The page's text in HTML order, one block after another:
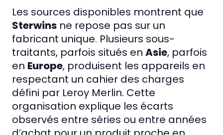
Les sources disponibles montrent que
Sterwins ne repose pas sur un
fabricant unique. Plusieurs sous-
traitants, parfois situés en Asie, parfois
en Europe, produisent les appareils en
respectant un cahier des charges
défini par Leroy Merlin. Cette
organisation explique les écarts
observés entre séries ou entre années